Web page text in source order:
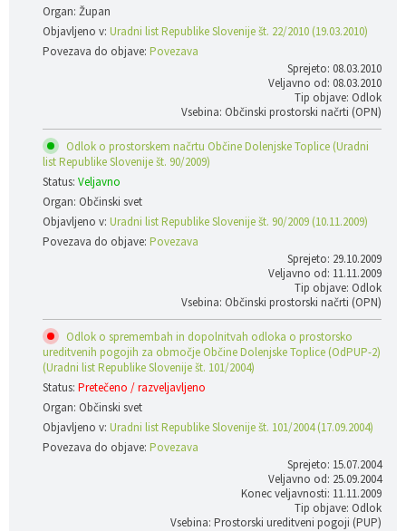
Organ: Župan
Objavljeno v: Uradni list Republike Slovenije št. 22/2010 (19.03.2010)
Povezava do objave: Povezava
Sprejeto: 08.03.2010
Veljavno od: 08.03.2010
Tip objave: Odlok
Vsebina: Občinski prostorski načrti (OPN)
Odlok o prostorskem načrtu Občine Dolenjske Toplice (Uradni
list Republike Slovenije št. 90/2009)
Status: Veljavno
Organ: Občinski svet
Objavljeno v: Uradni list Republike Slovenije št. 90/2009 (10.11.2009)
Povezava do objave: Povezava
Sprejeto: 29.10.2009
Veljavno od: 11.11.2009
Tip objave: Odlok
Vsebina: Občinski prostorski načrti (OPN)
Odlok o spremembah in dopolnitvah odloka o prostorsko
ureditvenih pogojih za območje Občine Dolenjske Toplice (OdPUP-2)
(Uradni list Republike Slovenije št. 101/2004)
Status: Pretečeno / razveljavljeno
Organ: Občinski svet
Objavljeno v: Uradni list Republike Slovenije št. 101/2004 (17.09.2004)
Povezava do objave: Povezava
Sprejeto: 15.07.2004
Veljavno od: 25.09.2004
Konec veljavnosti: 11.11.2009
Tip objave: Odlok
Vsebina: Prostorski ureditveni pogoji (PUP)